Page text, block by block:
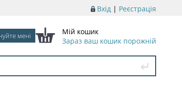
Вхід | Реєстрація
Мій кошик
Зараз ваш кошик порожній